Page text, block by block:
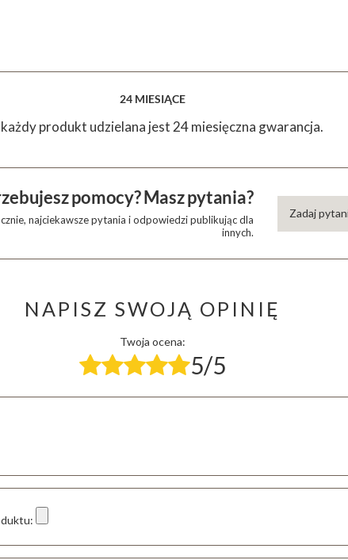
24 MIESIĄCE
produkt udzielana jest 24 miesięczna gwarancja.
pomocy? Masz pytania?
najciekawsze pytania i odpowiedzi publikując dla
innych.
Zadaj
NAPISZ SWOJĄ OPINIĘ
Twoja ocena:
5/5